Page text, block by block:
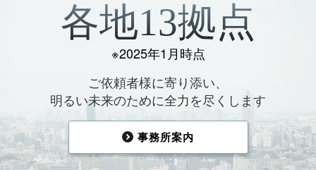
各地13拠点
※2025年1月時点
ご依頼者様に寄り添い、
明るい未来のために全力を尽くします
事務所案内